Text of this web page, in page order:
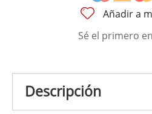
Añadir a
Sé el primero
Descripción